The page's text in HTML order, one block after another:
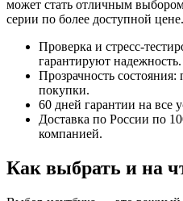
может стать отличным
серии по более доступной цене.
Проверка и стресс-
гарантируют надежность.
Прозрачность
покупки.
60 дней гарантии на все
Доставка по России по
компанией.
Как выбрать и на